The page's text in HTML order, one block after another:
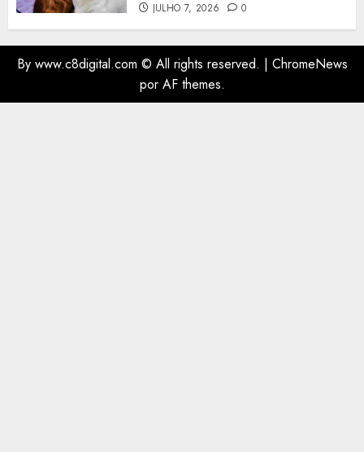
JULHO 7, 2026 0
By www.c8digital.com © All rights reserved. | ChromeNews
por AF themes.